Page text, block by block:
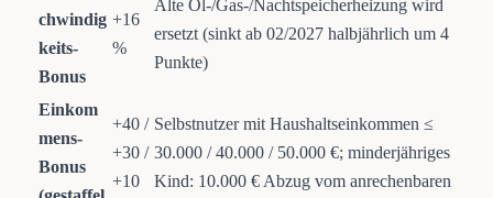
chwindig
keits-
Bonus
+16
%
Alte Öl-/Gas-/Nachtspeicherheizung wird
ersetzt (sinkt ab 02/2027 halbjährlich um 4
Punkte)
Einkom
mens-
Bonus
+40 /
+30 /
+10
Selbstnutzer mit Haushaltseinkommen ≤
30.000 / 40.000 / 50.000 €; minderjähriges
Kind: 10.000 € Abzug vom anrechenbaren